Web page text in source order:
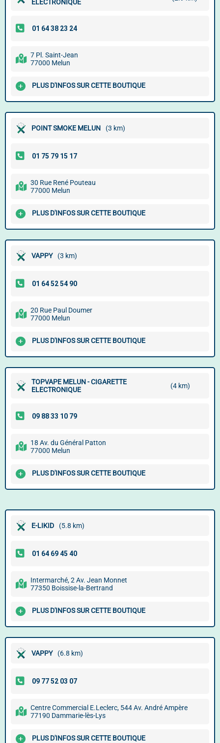
ELECTRONIQUE
7 Pl. Saint-Jean
77000 Melun
PLUS D'INFOS SUR CETTE BOUTIQUE
POINT SMOKE MELUN (3 km)
30 Rue René Pouteau
77000 Melun
PLUS D'INFOS SUR CETTE BOUTIQUE
VAPPY (3 km)
20 Rue Paul Doumer
77000 Melun
PLUS D'INFOS SUR CETTE BOUTIQUE
TOPVAPE MELUN - CIGARETTE
ELECTRONIQUE
(4 km)
18 Av. du Général Patton
77000 Melun
PLUS D'INFOS SUR CETTE BOUTIQUE
E-LIKID (5.8 km)
Intermarché, 2 Av. Jean Monnet
77350 Boissise-la-Bertrand
PLUS D'INFOS SUR CETTE BOUTIQUE
VAPPY (6.8 km)
Centre Commercial E.Leclerc, 544 Av. André Ampère
77190 Dammarie-lès-Lys
PLUS D'INFOS SUR CETTE BOUTIQUE